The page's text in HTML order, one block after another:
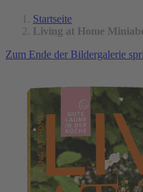
Startseite
Living at Home
Zum Ende der Bildergalerie